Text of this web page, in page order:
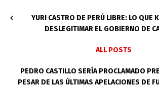
YURI CASTRO DE PERÚ LIBRE: LO QUE
DESLEGITIMAR EL GOBIERNO DE
ALL POSTS
PEDRO CASTILLO SERÍA PROCLAMADO
PESAR DE LAS ÚLTIMAS APELACIONES DE